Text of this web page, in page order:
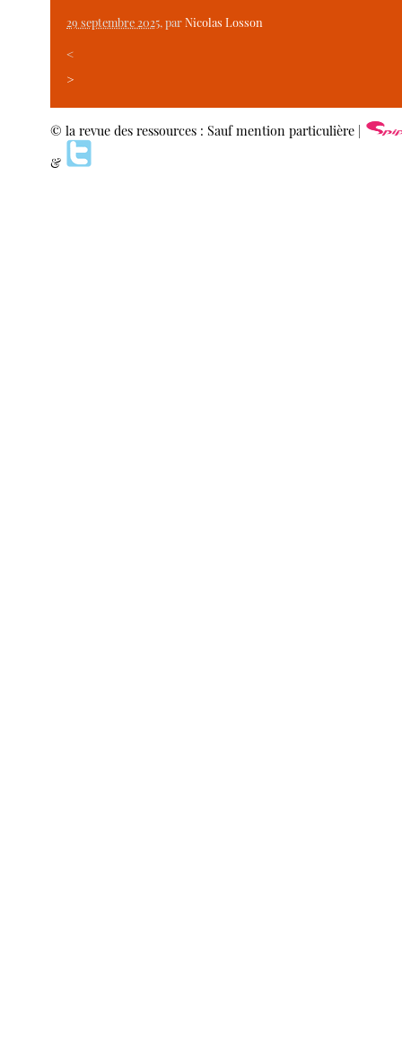
29 septembre 2025, parNicolas Losson
<
>
© la revue des ressources : Sauf mention particulière |
&